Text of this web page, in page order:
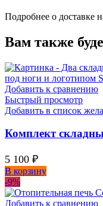
Подробнее о доставке
Вам также
Добавить к сравнению
Быстрый просмотр
Добавить в список
Комплект
5 100 ₽
В корзину
-9%
Добавить к сравнению